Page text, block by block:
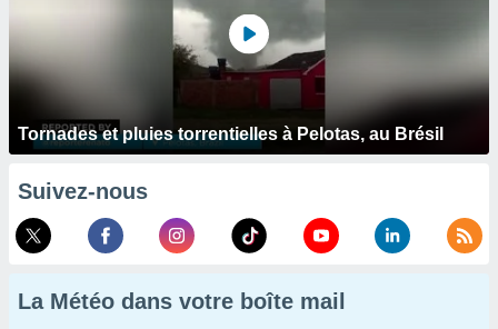
Tornades et pluies torrentielles à Pelotas, au Brésil
Suivez-nous
La Météo dans votre boîte mail